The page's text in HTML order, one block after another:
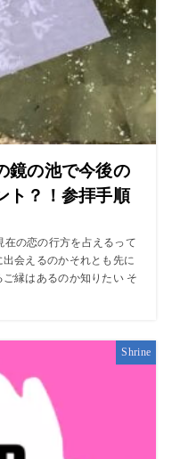
鏡の池で今後の
ト？！参拝手順
在の恋の行方を占えるって
会えるのかそれとも先に
縁はあるのか知りたい そ
Shrine